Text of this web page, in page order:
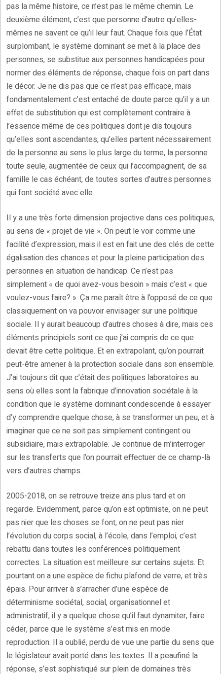
pas la même histoire, ce n’est pas le même chemin. Le
deuxième élément, c’est que personne d’autre qu’elles-
mêmes ne savent ce qu’il leur faut. Chaque fois que l’État
surplombant, le système dominant se met à la place des
personnes, se substitue aux personnes handicapées pour
normer des éléments de réponse, chaque fois on part dans
le décor. Je ne dis pas que ce n’est pas efficace, mais
fondamentalement c’est entaché de doute parce qu’il y a un
effet de substitution qui est complètement contraire à
l’essence même de ces politiques dont je dis toujours
qu’elles sont ascendantes, qu’elles partent nécessairement
de la personne au sens le plus large du terme, la personne
toute seule, augmentée de ceux qui l’accompagnent, de sa
famille le cas échéant, de toutes sortes d’autres personnes
qui font société avec elle.
Il y a une très forte dimension projective dans ces politiques,
au sens de « projet de vie ». On peut le voir comme une
facilité d’expression, mais il est en fait une des clés de cette
égalisation des chances et pour la pleine participation des
personnes en situation de handicap. Ce n’est pas
simplement « de quoi avez-vous besoin » mais c’est « que
voulez-vous faire? ». Ça me paraît être à l’opposé de ce que
classiquement on va pouvoir envisager sur une politique
sociale. Il y aurait beaucoup d’autres choses à dire, mais ces
éléments principiels sont ce que j’ai compris de ce que
devait être cette politique. Et en extrapolant, qu’on pourrait
peut-être amener à la protection sociale dans son ensemble.
J’ai toujours dit que c’était des politiques laboratoires au
sens où elles sont la fabrique d’innovation sociétale à la
condition que le système dominant condescende à essayer
d’y comprendre quelque chose, à se transformer un peu, et à
imaginer que ce ne soit pas simplement contingent ou
subsidiaire, mais extrapolable. Je continue de m’interroger
sur les transferts que l’on pourrait effectuer de ce champ-là
vers d’autres champs.
2005-2018, on se retrouve treize ans plus tard et on
regarde. Evidemment, parce qu’on est optimiste, on ne peut
pas nier que les choses se font, on ne peut pas nier
l’évolution du corps social, à l’école, dans l’emploi, c’est
rebattu dans toutes les conférences politiquement
correctes. La situation est meilleure sur certains sujets. Et
pourtant on a une espèce de fichu plafond de verre, et très
épais. Pour arriver à s’arracher d’une espèce de
déterminisme sociétal, social, organisationnel et
administratif, il y a quelque chose qu’il faut dynamiter, faire
céder, parce que le système s’est mis en mode
reproduction. Il a oublié, perdu de vue une partie du sens que
le législateur avait porté dans les textes. Il a peaufiné la
réponse, s’est sophistiqué sur plein de domaines très